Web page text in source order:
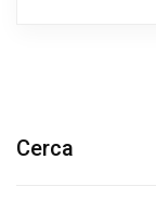
Cerca